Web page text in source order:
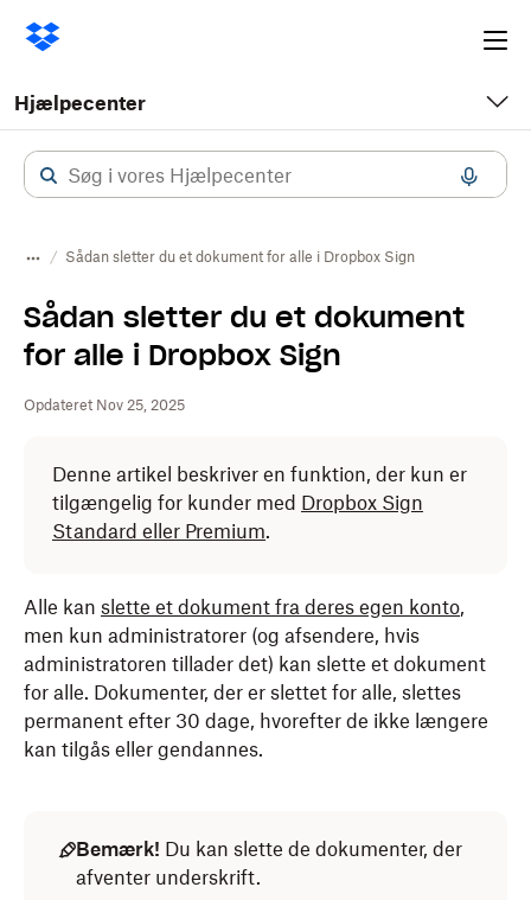
Hjælpecenter
Sådan sletter du et dokument for alle i Dropbox Sign
Sådan sletter du et dokument
for alle i Dropbox Sign
Opdateret Nov 25, 2025
Denne artikel beskriver en funktion, der kun er
tilgængelig for kunder med Dropbox Sign
Standard eller Premium.
Alle kan slette et dokument fra deres egen konto,
men kun administratorer (og afsendere, hvis
administratoren tillader det) kan slette et dokument
for alle. Dokumenter, der er slettet for alle, slettes
permanent efter 30 dage, hvorefter de ikke længere
kan tilgås eller gendannes.
Bemærk! Du kan slette de dokumenter, der
afventer underskrift.